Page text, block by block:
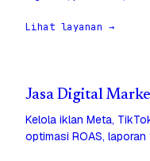
Lihat layanan →
Jasa Digital
Kelola iklan Meta,
optimasi ROAS, laporan